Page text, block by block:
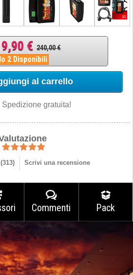
€ 240,00 €
2 Disponibili
al carrello
Spedizione gratuita!
313) Scrivi una recensione
Commenti Pack